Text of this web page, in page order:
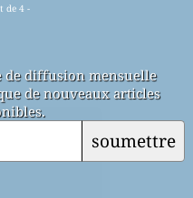
de 4 -
de diffusion mensuelle
de nouveaux articles
soumettre